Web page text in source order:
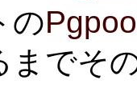
の
までそ